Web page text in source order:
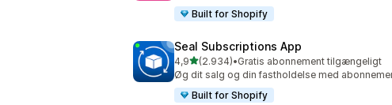
Built for Shopify
Seal Subscriptions App
4,9ud af 5 stjerner
(2.934)
2934 anmeldelser i alt
•Gratis abonnement tilgængeligt
Øg dit salg og din fastholdelse med
Built for Shopify